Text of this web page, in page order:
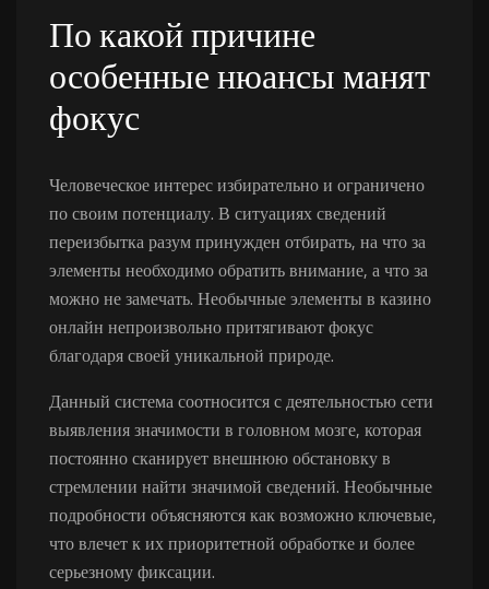
По какой причине
особенные нюансы манят
фокус
Человеческое интерес избирательно и ограничено
по своим потенциалу. В ситуациях сведений
переизбытка разум принужден отбирать, на что за
элементы необходимо обратить внимание, а что за
можно не замечать. Необычные элементы в казино
онлайн непроизвольно притягивают фокус
благодаря своей уникальной природе.
Данный система соотносится с деятельностью сети
выявления значимости в головном мозге, которая
постоянно сканирует внешнюю обстановку в
стремлении найти значимой сведений. Необычные
подробности объясняются как возможно ключевые,
что влечет к их приоритетной обработке и более
серьезному фиксации.